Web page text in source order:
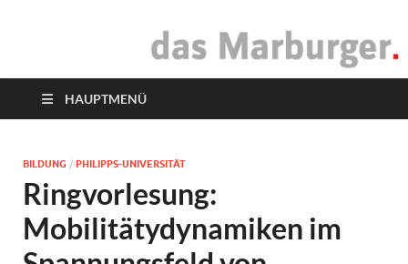
das Marburger.
HAUPTMENÜ
BILDUNG / PHILIPPS-UNIVERSITÄT
Ringvorlesung:
Mobilitätydynamiken im